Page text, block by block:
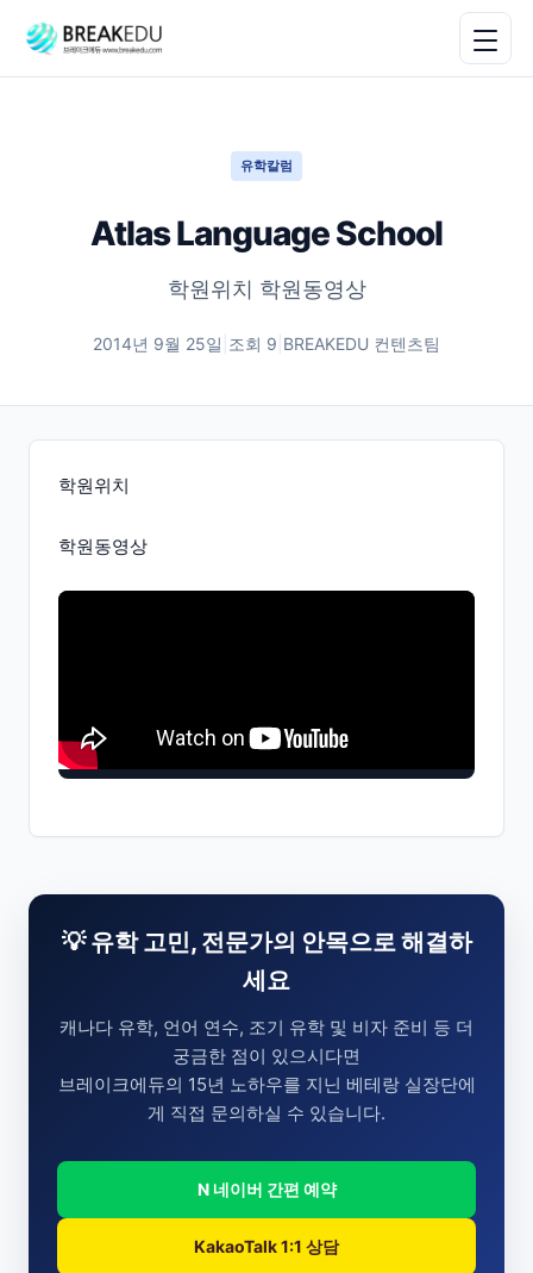
유학칼럼
Atlas Language School
학원위치 학원동영상
2014년 9월 25일 조회 9 BREAKEDU 컨텐츠팀
학원위치
학원동영상
💡 유학 고민, 전문가의 안목으로 해결하
세요
캐나다 유학, 언어 연수, 조기 유학 및 비자 준비 등 더
궁금한 점이 있으시다면
브레이크에듀의 15년 노하우를 지닌 베테랑 실장단에
게 직접 문의하실 수 있습니다.
N 네이버 간편 예약
KakaoTalk 1:1 상담